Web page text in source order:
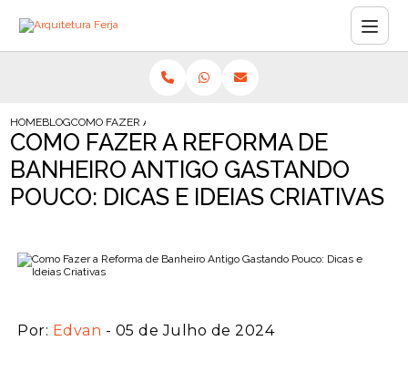
HOMEBLOGCOMO FAZER A REFORMA DE BANHEIRO ANTIGO GASTANDO
COMO FAZER A REFORMA DE
BANHEIRO ANTIGO GASTANDO
POUCO: DICAS E IDEIAS CRIATIVAS
Por: Edvan - 05 de Julho de 2024